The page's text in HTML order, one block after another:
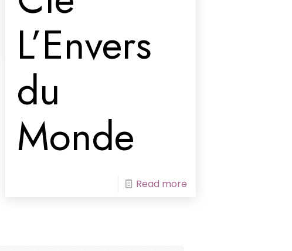
L’Envers
du
Monde
Read more